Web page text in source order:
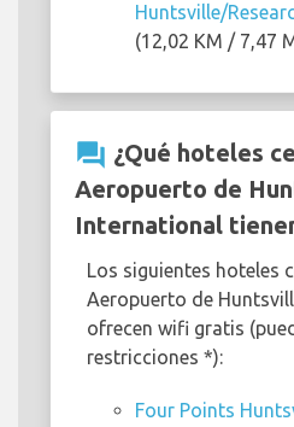
Huntsville/
(12,02 KM / 7,47
question_answer ¿Qué hoteles
Aeropuerto de
International
Los siguientes hoteles
Aeropuerto de
ofrecen wifi gratis
restricciones *):
Four Points